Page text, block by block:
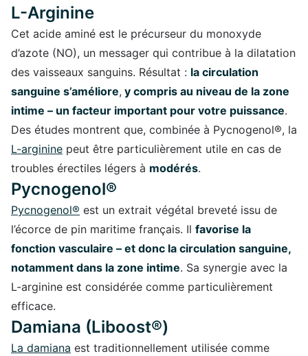
L-Arginine
Cet acide aminé est le précurseur du monoxyde
d’azote (NO), un messager qui contribue à la dilatation
des vaisseaux sanguins. Résultat : la circulation
sanguine s’améliore, y compris au niveau de la zone
intime – un facteur important pour votre puissance.
Des études montrent que, combinée à Pycnogenol®, la
L-arginine peut être particulièrement utile en cas de
troubles érectiles légers à modérés.
Pycnogenol®
Pycnogenol® est un extrait végétal breveté issu de
l’écorce de pin maritime français. Il favorise la
fonction vasculaire – et donc la circulation sanguine,
notamment dans la zone intime. Sa synergie avec la
L-arginine est considérée comme particulièrement
efficace.
Damiana (Liboost®)
La damiana est traditionnellement utilisée comme